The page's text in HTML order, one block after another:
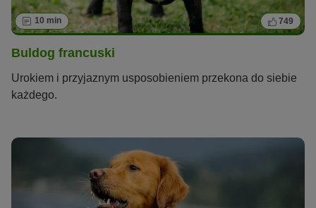
10 min 749
Buldog francuski
Urokiem i przyjaznym usposobieniem przekona do siebie
każdego.